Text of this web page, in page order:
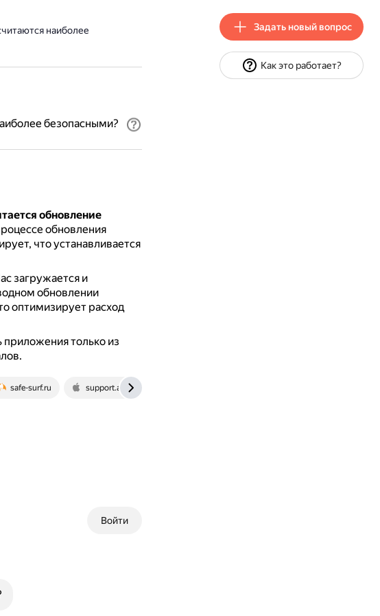
наиболее
безопасными?
обновление
обновления
что устанавливается
загружается и
обновлении
оптимизирует расход
приложения только из
safe-surf.ru support.apple.com
Войти
Задать новый вопрос
Как это работает?